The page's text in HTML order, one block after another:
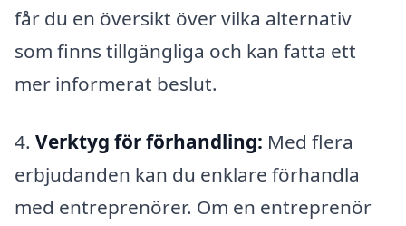
får du en översikt över vilka alternativ
som finns tillgängliga och kan fatta ett
mer informerat beslut.
4. Verktyg för förhandling: Med flera
erbjudanden kan du enklare förhandla
med entreprenörer. Om en entreprenör